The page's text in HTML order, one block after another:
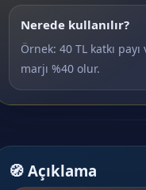
Nerede kullanılır?
Örnek: 40 TL katkı
marjı %40 olur.
🧭 Açıklama